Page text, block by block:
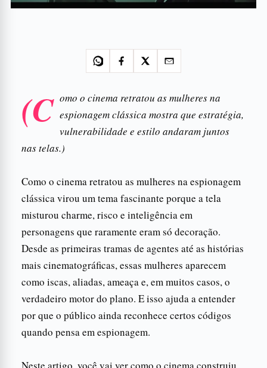
(C omo o cinema retratou as mulheres na
espionagem clássica mostra que estratégia,
vulnerabilidade e estilo andaram juntos
nas telas.)
Como o cinema retratou as mulheres na espionagem
clássica virou um tema fascinante porque a tela
misturou charme, risco e inteligência em
personagens que raramente eram só decoração.
Desde as primeiras tramas de agentes até as histórias
mais cinematográficas, essas mulheres aparecem
como iscas, aliadas, ameaça e, em muitos casos, o
verdadeiro motor do plano. E isso ajuda a entender
por que o público ainda reconhece certos códigos
quando pensa em espionagem.
Neste artigo, você vai ver como o cinema construiu